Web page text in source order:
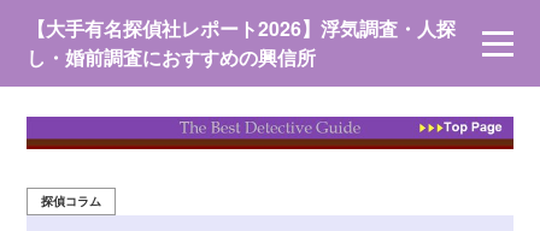
【大手有名探偵社レポート2026】浮気調査・人探
し・婚前調査におすすめの興信所
探偵コラム